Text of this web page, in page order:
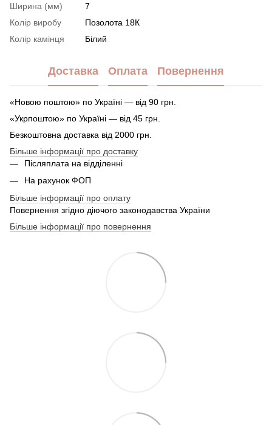
Ширина (мм)
7
Колір виробу
Позолота 18К
Колір камінця
Білий
Доставка Оплата Повернення
«Новою поштою» по Україні — від 90 грн.
«Укрпоштою» по Україні — від 45 грн.
Безкоштовна доставка від 2000 грн.
Більше інформації про доставку
Післяплата на відділенні
На рахунок ФОП
Більше інформації про оплату
Повернення згідно діючого законодавства України
Більше інформації про повернення